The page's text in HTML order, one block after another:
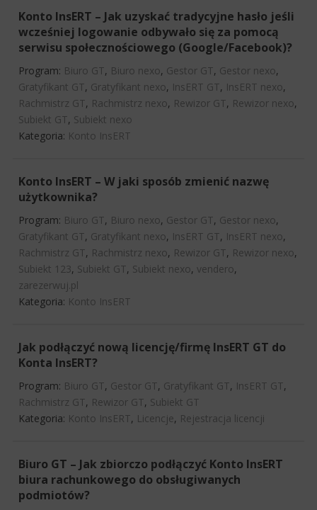
Konto InsERT – Jak uzyskać tradycyjne hasło jeśli
wcześniej logowanie odbywało się za pomocą
serwisu społecznościowego (Google/Facebook)?
Program: Biuro GT, Biuro nexo, Gestor GT, Gestor nexo,
Gratyfikant GT, Gratyfikant nexo, InsERT GT, InsERT nexo,
Rachmistrz GT, Rachmistrz nexo, Rewizor GT, Rewizor nexo,
Subiekt GT, Subiekt nexo
Kategoria: Konto InsERT
Konto InsERT – W jaki sposób zmienić nazwę
użytkownika?
Program: Biuro GT, Biuro nexo, Gestor GT, Gestor nexo,
Gratyfikant GT, Gratyfikant nexo, InsERT GT, InsERT nexo,
Rachmistrz GT, Rachmistrz nexo, Rewizor GT, Rewizor nexo,
Subiekt 123, Subiekt GT, Subiekt nexo, vendero,
zarezerwuj.pl
Kategoria: Konto InsERT
Jak podłączyć nową licencję/firmę InsERT GT do
Konta InsERT?
Program: Biuro GT, Gestor GT, Gratyfikant GT, InsERT GT,
Rachmistrz GT, Rewizor GT, Subiekt GT
Kategoria: Konto InsERT, Licencje, Rejestracja licencji
Biuro GT – Jak zbiorczo podłączyć Konto InsERT
biura rachunkowego do obsługiwanych
podmiotów?